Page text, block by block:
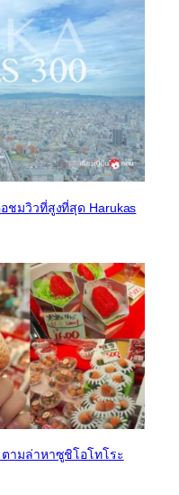
ชมวิวที่สูงที่สุด Harukas
ามล่าหาซูชิโอโทโระ